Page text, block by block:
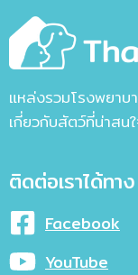
แหล่งรวมโรงพยา
เกี่ยวกับสัตว์ที่น่าสน
ติดต่อเราได้ทาง
Facebook
YouTube